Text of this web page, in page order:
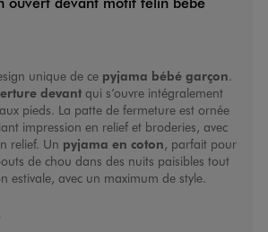
unique de ce pyjama bébé garçon.
devantqui s’ouvre intégralement
pieds. La patte de fermeture est ornée
impression en relief et broderies, avec
relief. Un pyjama en coton, parfait pour
de chou dans des nuits paisibles tout
estivale, avec un maximum de style.